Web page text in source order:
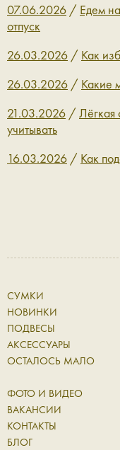
07.06.2026 / Едем
отпуск
26.03.2026 / Как
26.03.2026 / Какие
21.03.2026 / Лёгкая
учитывать
16.03.2026 / Как
СУМКИ
НОВИНКИ
ПОДВЕСЫ
АКСЕССУАРЫ
ОСТАЛОСЬ МАЛО
ФОТО И ВИДЕО
ВАКАНСИИ
КОНТАКТЫ
БЛОГ